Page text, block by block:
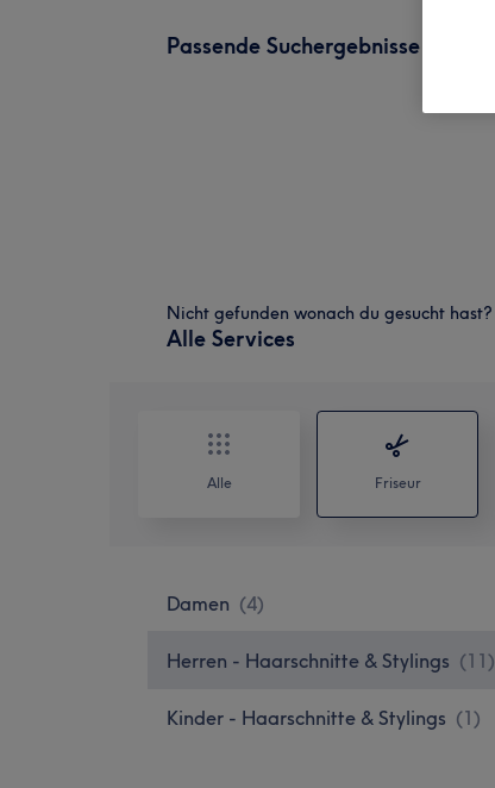
Passende Suchergebnisse
Nicht gefunden wonach du gesucht hast?
Alle Services
Alle Friseur
Damen (4)
Herren - Haarschnitte & Stylings (11 )
Kinder - Haarschnitte & Stylings (1)